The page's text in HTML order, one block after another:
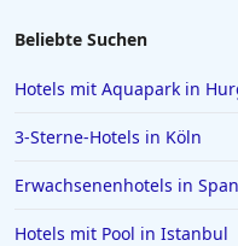
Beliebte Suchen
Hotels mit Aquapark in
3-Sterne-Hotels in Köln
Erwachsenenhotels in
Hotels mit Pool in Istanbul